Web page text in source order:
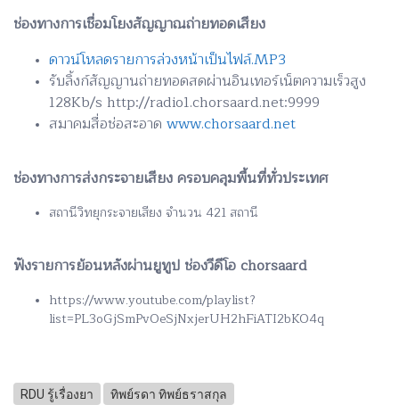
ช่องทางการเชื่อมโยงสัญญาณถ่ายทอดเสียง
ดาวน์โหลดรายการล่วงหน้าเป็นไฟล์.MP3
รับลิ้งก์สัญญานถ่ายทอดสดผ่านอินเทอร์เน็ตความเร็วสูง
128Kb/s http://radio1.chorsaard.net:9999
สมาคมสื่อช่อสะอาด www.chorsaard.net
ช่องทางการส่งกระจายเสียง ครอบคลุมพื้นที่ทั่วประเทศ
สถานีวิทยุกระจายเสียง จำนวน 421 สถานี
ฟังรายการย้อนหลังผ่านยูทูป ช่องวีดีโอ chorsaard
https://www.youtube.com/playlist?
list=PL3oGjSmPvOeSjNxjerUH2hFiATI2bKO4q
RDU รู้เรื่องยา ทิพย์รดา ทิพย์ธราสกุล